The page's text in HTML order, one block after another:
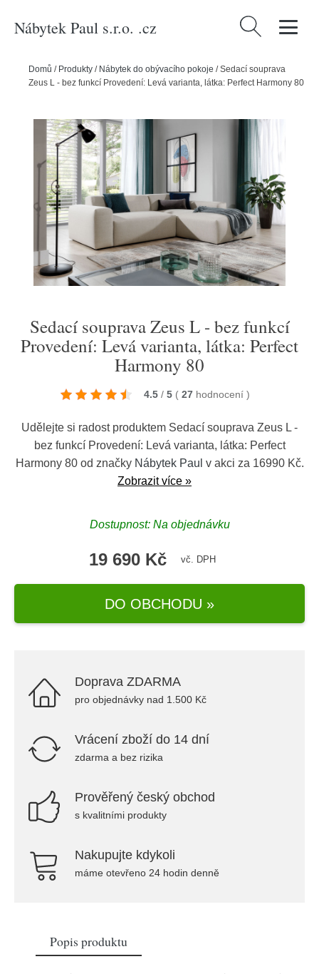
Nábytek Paul s.r.o. .cz Vyhledávání
Domů / Produkty / Nábytek do obývacího pokoje /Sedací souprava
Zeus L - bez funkcí Provedení: Levá varianta, látka: Perfect Harmony 80
Sedací souprava Zeus L - bez funkcí
Provedení: Levá varianta, látka: Perfect
Harmony 80
4.5 / 5 ( 27 hodnocení )
Udělejte si radost produktem Sedací souprava Zeus L -
bez funkcí Provedení: Levá varianta, látka: Perfect
Harmony 80 od značky Nábytek Paul v akci za 16990 Kč.
Zobrazit více »
Dostupnost: Na objednávku
19 690 Kč vč. DPH
DO OBCHODU »
Doprava ZDARMA
pro objednávky nad 1.500 Kč
Vrácení zboží do 14 dní
zdarma a bez rizika
Prověřený český obchod
s kvalitními produkty
Nakupujte kdykoli
máme otevřeno 24 hodin denně
Popis produktu